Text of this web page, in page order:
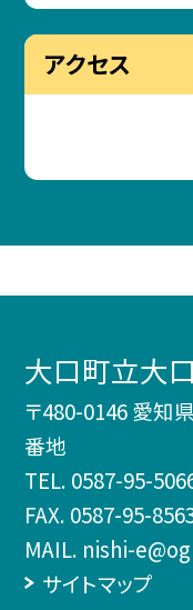
アクセス
大口町立大
〒480-0146 愛知
番地
TEL. 0587-95-
FAX. 0587-95-
MAIL. nishi-
サイトマップ